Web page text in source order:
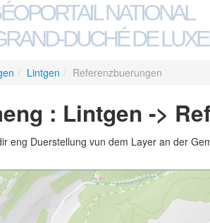
NATIONAL
DUCHÉ DE
/ Lintgen / Referenzbuerungen
: Lintgen ->
eng Duerstellung vun dem Layer an der